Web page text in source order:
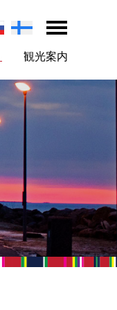
観光案内